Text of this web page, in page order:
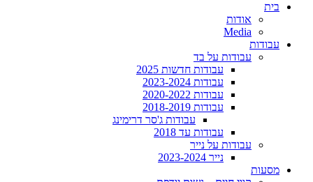
בית
אודות
Media
עבודות
עבודות על בד
עבודות חדשות 2025
עבודות 2023-2024
עבודות 2020-2022
עבודות 2018-2019
עבודות ג'סר דרימינג
עבודות עד 2018
עבודות על נייר
נייר 2023-2024
מסעות